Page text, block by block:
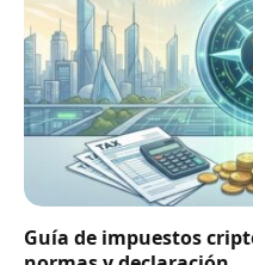
Guía de impuestos